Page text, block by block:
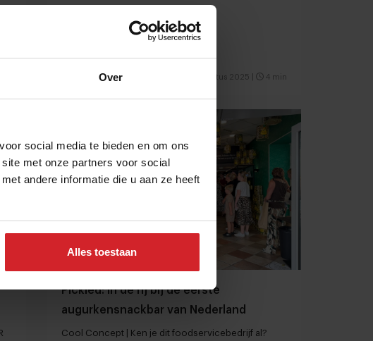
Over
social media te bieden en om ons
met onze partners voor social
andere informatie die u aan ze heeft
Alles toestaan
Cocktails voor dummies
20 augustus 2025 4 min
Café's & Bars
Pickled: in de rij bij de eerste
augurkensnackbar van Nederland
Cool Concept | Ken je dit foodservicebedrijf al?